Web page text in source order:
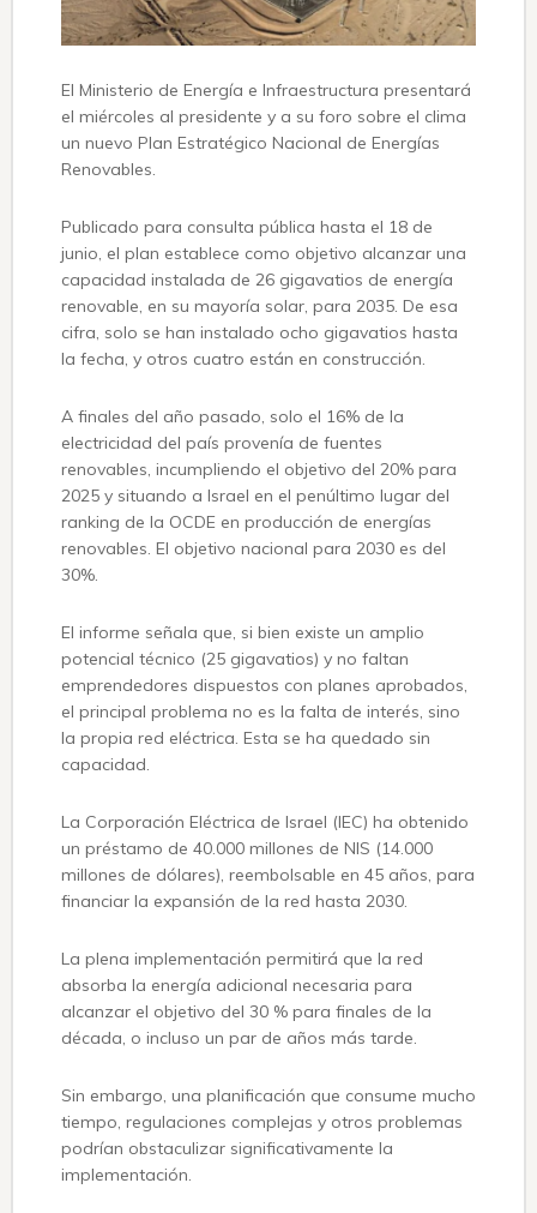
El Ministerio de Energía e Infraestructura presentará
el miércoles al presidente y a su foro sobre el clima
un nuevo Plan Estratégico Nacional de Energías
Renovables.
Publicado para consulta pública hasta el 18 de
junio, el plan establece como objetivo alcanzar una
capacidad instalada de 26 gigavatios de energía
renovable, en su mayoría solar, para 2035. De esa
cifra, solo se han instalado ocho gigavatios hasta
la fecha, y otros cuatro están en construcción.
A finales del año pasado, solo el 16% de la
electricidad del país provenía de fuentes
renovables, incumpliendo el objetivo del 20% para
2025 y situando a Israel en el penúltimo lugar del
ranking de la OCDE en producción de energías
renovables. El objetivo nacional para 2030 es del
30%.
El informe señala que, si bien existe un amplio
potencial técnico (25 gigavatios) y no faltan
emprendedores dispuestos con planes aprobados,
el principal problema no es la falta de interés, sino
la propia red eléctrica. Esta se ha quedado sin
capacidad.
La Corporación Eléctrica de Israel (IEC) ha obtenido
un préstamo de 40.000 millones de NIS (14.000
millones de dólares), reembolsable en 45 años, para
financiar la expansión de la red hasta 2030.
La plena implementación permitirá que la red
absorba la energía adicional necesaria para
alcanzar el objetivo del 30 % para finales de la
década, o incluso un par de años más tarde.
Sin embargo, una planificación que consume mucho
tiempo, regulaciones complejas y otros problemas
podrían obstaculizar significativamente la
implementación.